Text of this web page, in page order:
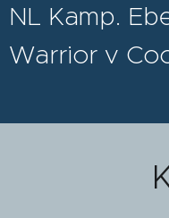
NL Kamp.
Warrior v